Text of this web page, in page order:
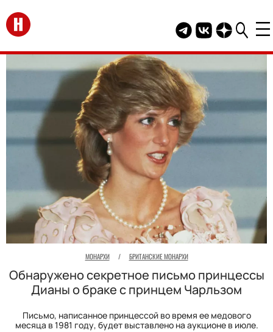
Перейти на главную
Telegram канал
Группа HELLO
Канал
МОНАРХИ / БРИТАНСКИЕ МОНАРХИ
Обнаружено секретное письмо принцессы
Дианы о браке с принцем Чарльзом
Письмо, написанное принцессой во время ее медового
месяца в 1981 году, будет выставлено на аукционе в июле.